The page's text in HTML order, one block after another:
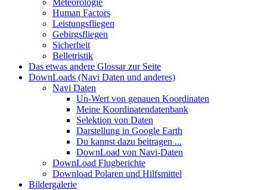
Meteorologie
Human Factors
Leistungsfliegen
Gebirgsfliegen
Sicherheit
Belletristik
Das etwas andere Glossar zur Seite
DownLoads (Navi Daten und anderes)
Navi Daten
Un-Wert von genauen Koordinaten
Meine Koordinatendatenbank
Selektion von Daten
Darstellung in Google Earth
Du kannst dazu beitragen ...
DownLoad von Navi-Daten
DownLoad Flugberichte
Download Polaren und Hilfsmittel
Bildergalerie